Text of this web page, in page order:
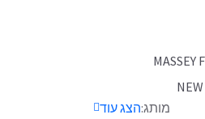
MASSEY
מותג:הצג עוד